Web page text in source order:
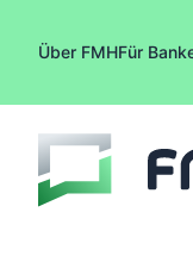
Über FMHFür